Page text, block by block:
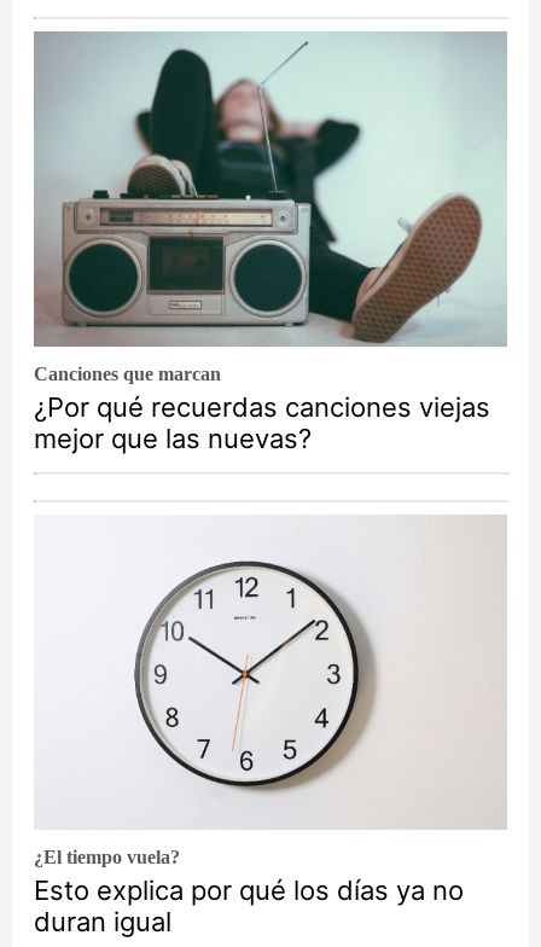
Canciones que marcan
¿Por qué recuerdas canciones viejas
mejor que las nuevas?
¿El tiempo vuela?
Esto explica por qué los días ya no
duran igual